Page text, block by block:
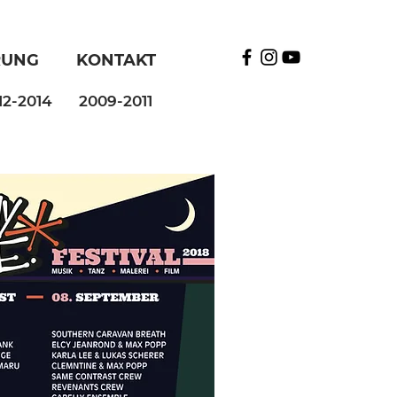
KONTAKT
2014 2009-2011